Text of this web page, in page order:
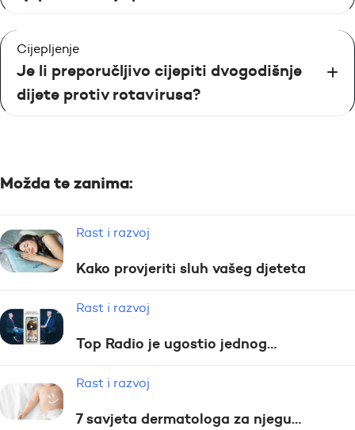
Cijepljenje
Je li preporučljivo cijepiti dvogodišnje
dijete protiv rotavirusa?
Možda te zanima:
Rast i razvoj
Kako provjeriti sluh vašeg djeteta
Rast i razvoj
Top Radio je ugostio jednog…
Rast i razvoj
7 savjeta dermatologa za njegu…